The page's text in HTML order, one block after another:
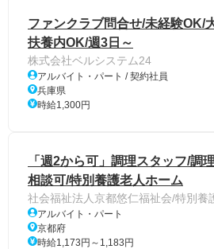
ファンクラブ問合せ/未経験OK/
扶養内OK/週3日～
株式会社ベルシステム24
アルバイト・パート / 契約社員
兵庫県
時給1,300円
「週2から可」調理スタッフ/調
相談可/特別養護老人ホーム
社会福祉法人京都悠仁福祉会/特別養
アルバイト・パート
京都府
時給1,173円～1,183円